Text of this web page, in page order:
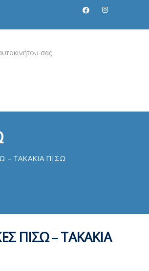
σας
– ΤΑΚΑΚΙΑ ΠΙΣΩ
ΠΙΣΩ – ΤΑΚΑΚΙΑ